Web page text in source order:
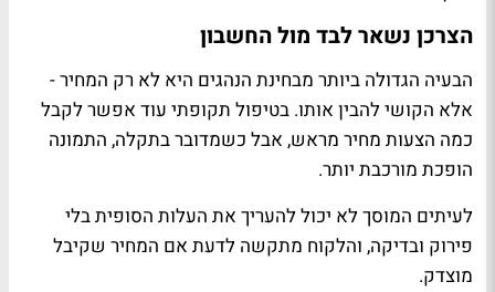
הצרכן נשאר לבד מול החשבון
הבעיה הגדולה ביותר מבחינת הנהגים היא לא רק המחיר -
אלא הקושי להבין אותו. בטיפול תקופתי עוד אפשר לקבל
כמה הצעות מחיר מראש, אבל כשמדובר בתקלה, התמונה
הופכת מורכבת יותר.
לעיתים המוסך לא יכול להעריך את העלות הסופית בלי
פירוק ובדיקה, והלקוח מתקשה לדעת אם המחיר שקיבל
מוצדק.